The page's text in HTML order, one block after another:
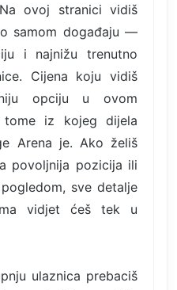
ovoj stranici vidiš
samom događaju —
i najnižu trenutno
Cijena koju vidiš
opciju u ovom
iz kojeg dijela
Arena je. Ako želiš
povoljnija pozicija ili
sve detalje
vidjet ćeš tek u
ulaznica prebaciš